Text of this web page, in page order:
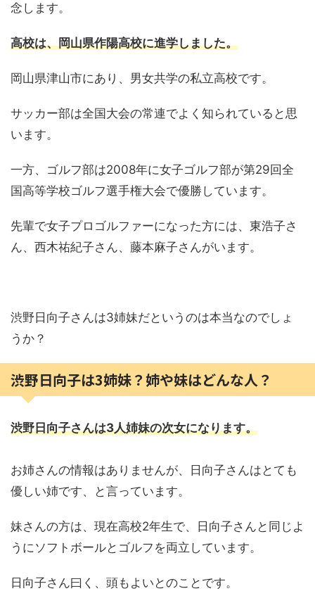
念します。
高校は、岡山県作陽高校に進学しました。
岡山県津山市にあり、男女共学の私立高校です。
サッカー部は全国大会の常連でよく知られていると思
います。
一方、ゴルフ部は2008年に女子ゴルフ部が第29回全
国高等学校ゴルフ選手権大会で優勝しています。
先輩で女子プロゴルファーになった方には、東浩子さ
ん、西木祐紀子さん、藤本麻子さんがいます。
渋野日向子さんは3姉妹だというのは本当なのでしょ
うか？
渋野日向子は3姉妹？姉や妹はどんな人？
渋野日向子さんは3人姉妹の次女になります。
お姉さんの情報はありませんが、日向子さんはとても
優しい姉です、と言っています。
妹さんの方は、現在高校2年生で、日向子さんと同じよ
うにソフトボールとゴルフを両立しています。
日向子さん曰く、頭もよいとのことです。